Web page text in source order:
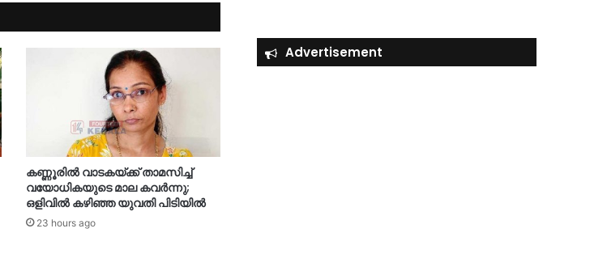
കണ്ണൂരിൽ വാടകയ്ക്ക് താമസിച്ച്
വയോധികയുടെ മാല കവർന്നു;
ഒളിവിൽ കഴിഞ്ഞ യുവതി പിടിയിൽ
23 hours ago
Advertisement